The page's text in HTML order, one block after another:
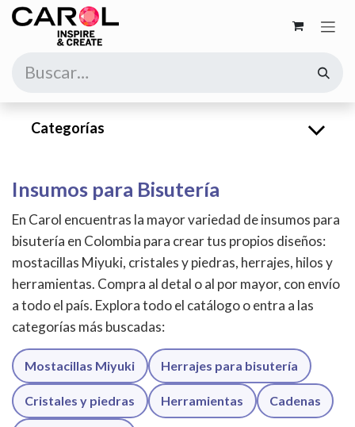
Ir al contenido
Categorías
Insumos para Bisutería
En Carol encuentras la mayor variedad de insumos para
bisutería en Colombia para crear tus propios diseños:
mostacillas Miyuki, cristales y piedras, herrajes, hilos y
herramientas. Compra al detal o al por mayor, con envío
a todo el país. Explora todo el catálogo o entra a las
categorías más buscadas:
Mostacillas Miyuki Herrajes para bisutería
Cristales y piedras Herramientas Cadenas